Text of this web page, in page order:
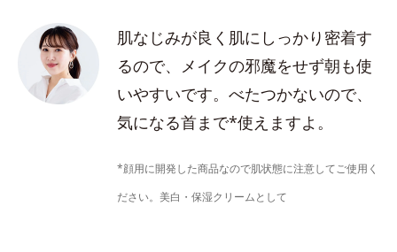
肌なじみが良く肌にしっかり密着す
るので、メイクの邪魔をせず朝も使
いやすいです。べたつかないので、
気になる首まで*使えますよ。
*顔用に開発した商品なので肌状態に注意してご使用く
ださい。美白・保湿クリームとして